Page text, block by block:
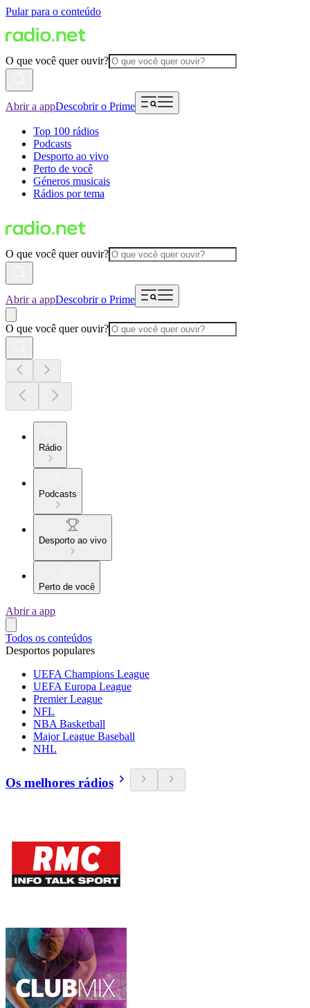
Pular para o conteúdo
O que você quer ouvir?
Abrir a appDescobrir o Prime
Top 100 rádios
Podcasts
Desporto ao vivo
Perto de você
Géneros musicais
Rádios por tema
O que você quer ouvir?
Abrir a appDescobrir o Prime
O que você quer ouvir?
Rádio
Podcasts
Desporto ao vivo
Perto de você
Abrir a app
Todos os conteúdos
Desportos populares
UEFA Champions League
UEFA Europa League
Premier League
NFL
NBA Basketball
Major League Baseball
NHL
Os melhores rádios